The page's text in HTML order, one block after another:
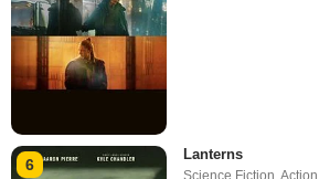
6
Lanterns
Science Fiction ,Action